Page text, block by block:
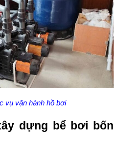
vụ vận hành hồ bơi
dựng bể bơi bốn